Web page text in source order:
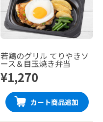
若鶏のグリル てりやきソ
ース＆目玉焼き弁当
¥1,270
カート商品追加